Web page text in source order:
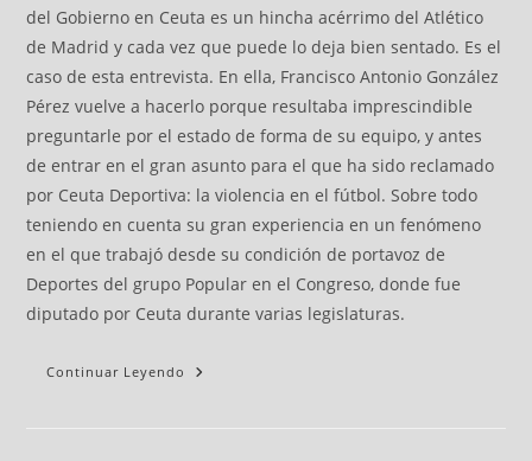
del Gobierno en Ceuta es un hincha acérrimo del Atlético
de Madrid y cada vez que puede lo deja bien sentado. Es el
caso de esta entrevista. En ella, Francisco Antonio González
Pérez vuelve a hacerlo porque resultaba imprescindible
preguntarle por el estado de forma de su equipo, y antes
de entrar en el gran asunto para el que ha sido reclamado
por Ceuta Deportiva: la violencia en el fútbol. Sobre todo
teniendo en cuenta su gran experiencia en un fenómeno
en el que trabajó desde su condición de portavoz de
Deportes del grupo Popular en el Congreso, donde fue
diputado por Ceuta durante varias legislaturas.
Continuar Leyendo